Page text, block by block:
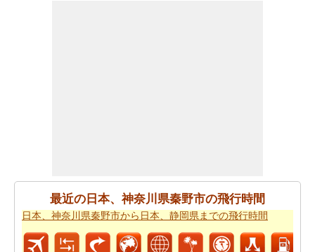
重要なご旅行の要約を取得しますか。ここに - 旅行は日
本、神奈川県秦野市がら日本、静岡県から。あなたは自
分でより良い日本、神奈川県秦野市から日本、静岡県ま
での旅行を計画するのに役立ちます。
最近の日本、神奈川県秦野市の飛行時間
日本、神奈川県秦野市から日本、静岡県までの飛行時間